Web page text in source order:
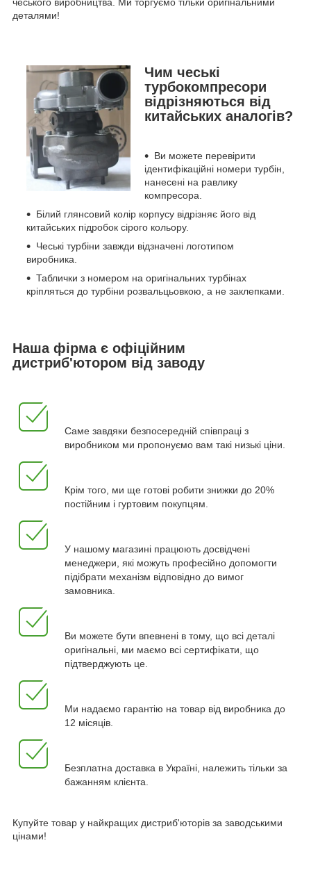
чеського виробництва. Ми торгуємо тільки оригінальними
деталями!
Чим чеські
турбокомпресори
відрізняються від
китайських аналогів?
Ви можете перевірити
ідентифікаційні номери турбін,
нанесені на равлику
компресора.
Білий глянсовий колір корпусу відрізняє його від
китайських підробок сірого кольору.
Чеські турбіни завжди відзначені логотипом
виробника.
Таблички з номером на оригінальних турбінах
кріпляться до турбіни розвальцьовкою, а не заклепками.
Наша фірма є офіційним
дистриб'ютором від заводу
Саме завдяки безпосередній співпраці з
виробником ми пропонуємо вам такі низькі ціни.
Крім того, ми ще готові робити знижки до 20%
постійним і гуртовим покупцям.
У нашому магазині працюють досвідчені
менеджери, які можуть професійно допомогти
підібрати механізм відповідно до вимог
замовника.
Ви можете бути впевнені в тому, що всі деталі
оригінальні, ми маємо всі сертифікати, що
підтверджують це.
Ми надаємо гарантію на товар від виробника до
12 місяців.
Безплатна доставка в Україні, належить тільки за
бажанням клієнта.
Купуйте товар у найкращих дистриб'юторів за заводськими
цінами!